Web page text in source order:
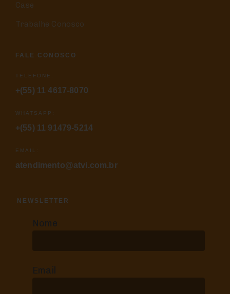
Case
Trabalhe Conosco
FALE CONOSCO
TELEFONE:
+(55) 11 4617-8070
WHATSAPP:
+(55) 11 91479-5214
EMAIL:
atendimento@atvi.com.br
NEWSLETTER
Nome
Email